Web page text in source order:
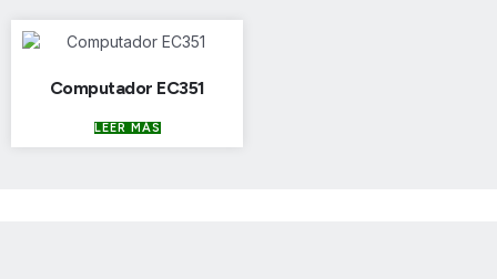
Computador EC351
LEER MÁS